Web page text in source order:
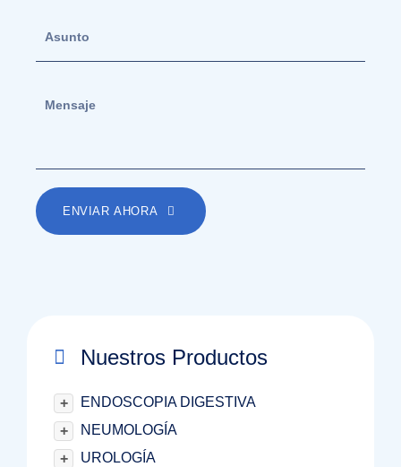
ENVIAR AHORA
Nuestros Productos
+
ENDOSCOPIA DIGESTIVA
+
NEUMOLOGÍA
+
UROLOGÍA